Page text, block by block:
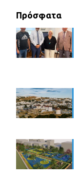
Πρόσφατα